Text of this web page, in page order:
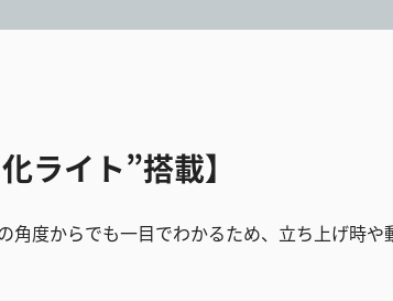
ライト”搭載】
度からでも一目でわかるため、立ち上げ時